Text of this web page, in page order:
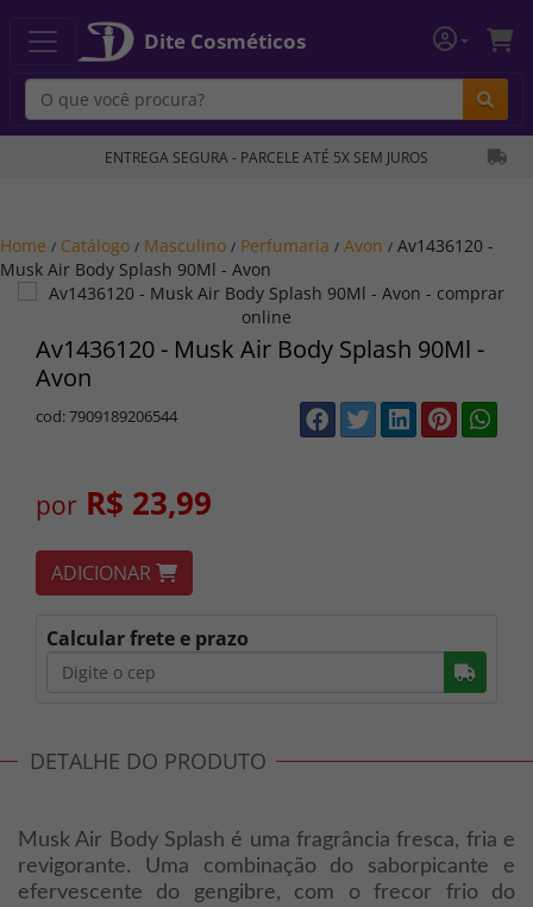
Dite Cosméticos
ENTREGA SEGURA - PARCELE ATÉ 5X SEM JUROS
Home / Catálogo / Masculino / Perfumaria / Avon / Av1436120 -
Musk Air Body Splash 90Ml - Avon
Av1436120 - Musk Air Body Splash 90Ml -
Avon
cod: 7909189206544
por R$ 23,99
ADICIONAR
Calcular frete e prazo
DETALHE DO PRODUTO
Musk Air Body Splash é uma fragrância fresca, fria e
revigorante. Uma combinação do saborpicante e
efervescente do gengibre, com o frecor frio do